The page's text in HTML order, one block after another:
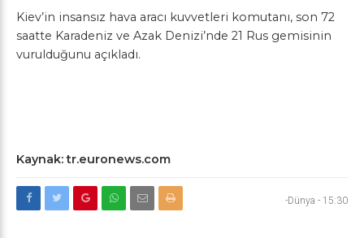
Kiev’in insansız hava aracı kuvvetleri komutanı, son 72
saatte Karadeniz ve Azak Denizi’nde 21 Rus gemisinin
vurulduğunu açıkladı.
Kaynak: tr.euronews.com
-Dünya - 15:30